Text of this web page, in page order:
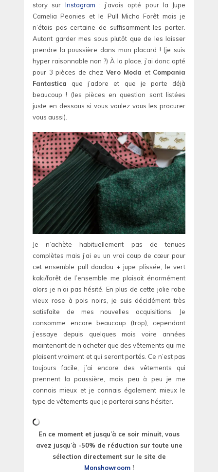
story sur Instagram : j’avais opté pour la Jupe
Camelia Peonies et le Pull Micha Forêt mais je
n’étais pas certaine de suffisamment les porter.
Autant garder mes sous plutôt que de les laisser
prendre la poussière dans mon placard ! (je suis
hyper raisonnable non ?) À la place, j’ai donc opté
pour 3 pièces de chez Vero Moda et Compania
Fantastica que j’adore et que je porte déjà
beaucoup ! (les pièces en question sont listées
juste en dessous si vous voulez vous les procurer
vous aussi).
Je n’achète habituellement pas de tenues
complètes mais j’ai eu un vrai coup de cœur pour
cet ensemble pull doudou + jupe plissée, le vert
kaki/forêt de l’ensemble me plaisait énormément
alors je n’ai pas hésité. En plus de cette jolie robe
vieux rose à pois noirs, je suis décidément très
satisfaite de mes nouvelles acquisitions. Je
consomme encore beaucoup (trop), cependant
j’essaye depuis quelques mois voire années
maintenant de n’acheter que des vêtements qui me
plaisent vraiment et qui seront portés. Ce n’est pas
toujours facile, j’ai encore des vêtements qui
prennent la poussière, mais peu à peu je me
connais mieux et je connais également mieux le
type de vêtements que je porterai sans hésiter.
En ce moment et jusqu’à ce soir minuit, vous
avez jusqu’à -50% de réduction sur toute une
sélection directement sur le site de
Monshowroom !